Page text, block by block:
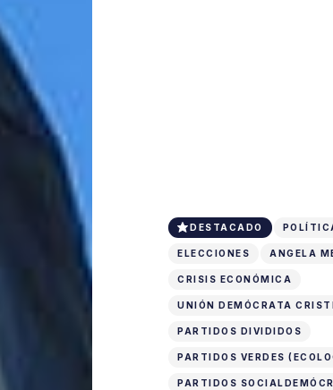
DESTACADO
ELECCIONES ANGELA
CRISIS ECONÓMICA
UNIÓN DEMÓCRATA
PARTIDOS DIVIDIDOS
PARTIDOS VERDES
PARTIDOS